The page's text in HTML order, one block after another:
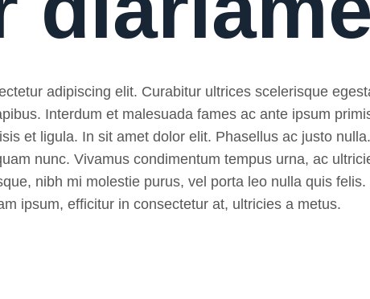
adipiscing elit. Curabitur ultrices scelerisque
Interdum et malesuada fames ac ante ipsum
et ligula. In sit amet dolor elit. Phasellus ac justo
nunc. Vivamus condimentum tempus urna, ac
nibh mi molestie purus, vel porta leo nulla quis felis.
ipsum, efficitur in consectetur at, ultricies a metus.